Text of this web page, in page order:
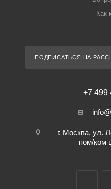
Как
ПОДПИСАТЬСЯ НА
+7 499
г. Москва, ул.
пом/ком